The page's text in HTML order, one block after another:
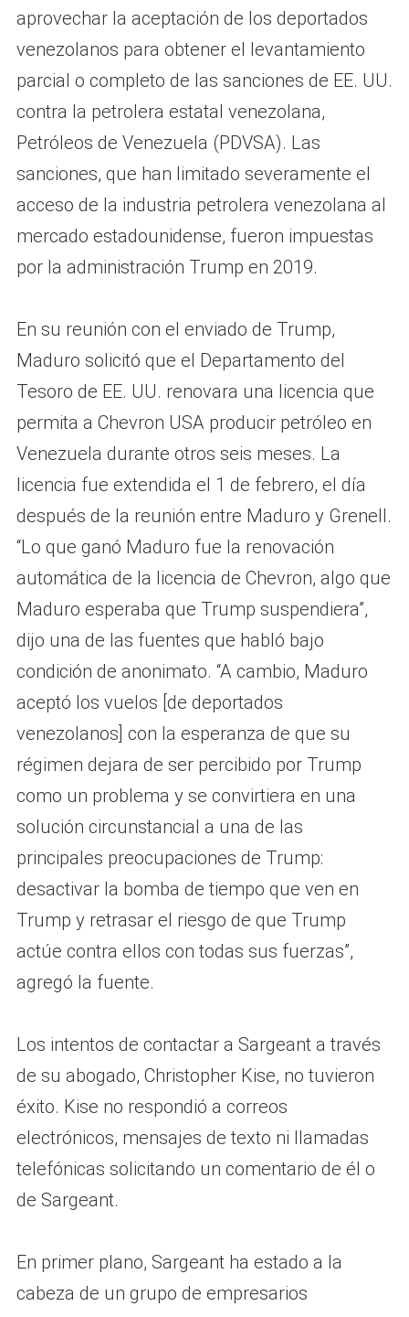
aprovechar la aceptación de los deportados
venezolanos para obtener el levantamiento
parcial o completo de las sanciones de EE. UU.
contra la petrolera estatal venezolana,
Petróleos de Venezuela (PDVSA). Las
sanciones, que han limitado severamente el
acceso de la industria petrolera venezolana al
mercado estadounidense, fueron impuestas
por la administración Trump en 2019.
En su reunión con el enviado de Trump,
Maduro solicitó que el Departamento del
Tesoro de EE. UU. renovara una licencia que
permita a Chevron USA producir petróleo en
Venezuela durante otros seis meses. La
licencia fue extendida el 1 de febrero, el día
después de la reunión entre Maduro y Grenell.
“Lo que ganó Maduro fue la renovación
automática de la licencia de Chevron, algo que
Maduro esperaba que Trump suspendiera”,
dijo una de las fuentes que habló bajo
condición de anonimato. “A cambio, Maduro
aceptó los vuelos [de deportados
venezolanos] con la esperanza de que su
régimen dejara de ser percibido por Trump
como un problema y se convirtiera en una
solución circunstancial a una de las
principales preocupaciones de Trump:
desactivar la bomba de tiempo que ven en
Trump y retrasar el riesgo de que Trump
actúe contra ellos con todas sus fuerzas”,
agregó la fuente.
Los intentos de contactar a Sargeant a través
de su abogado, Christopher Kise, no tuvieron
éxito. Kise no respondió a correos
electrónicos, mensajes de texto ni llamadas
telefónicas solicitando un comentario de él o
de Sargeant.
En primer plano, Sargeant ha estado a la
cabeza de un grupo de empresarios